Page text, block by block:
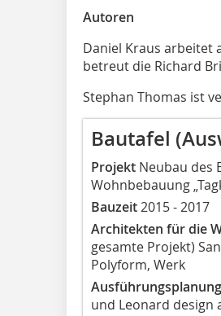
Autoren
Daniel Kraus arbeitet
betreut die Richard
Stephan Thomas ist
Bautafel
Projekt Neubau des
Wohnbebauung
Bauzeit2015 - 2017
Architekten für die
gesamte Projekt)
Polyform, Werk
Ausführungsplanung
und Leonard design